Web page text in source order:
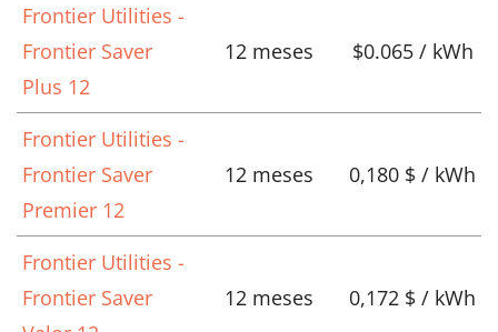
Frontier Utilities -
Frontier Saver
Plus 12
12 meses $0.065 / kWh
Frontier Utilities -
Frontier Saver
Premier 12
12 meses 0,180 $ / kWh
Frontier Utilities -
Frontier Saver
12 meses 0,172 $ / kWh